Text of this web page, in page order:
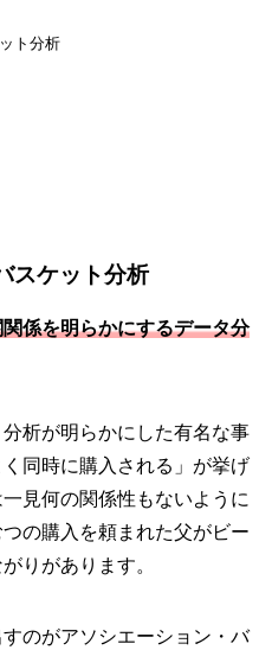
ト分析
スケット分析
係を明らかにするデータ分
析が明らかにした有名な事
同時に購入される」が挙げ
見何の関係性もないように
の購入を頼まれた父がビー
りがあります。
のがアソシエーション・バ